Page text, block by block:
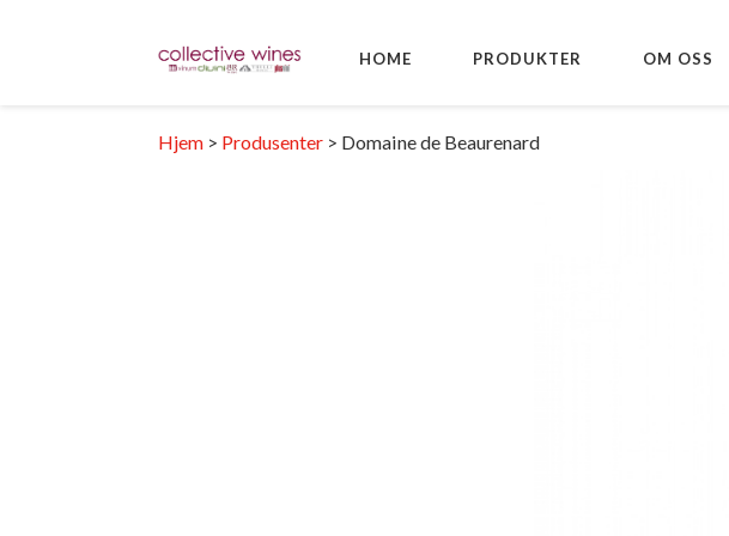
HOME PRODUKTER OM OSS
Hjem> Produsenter> Domaine de Beaurenard